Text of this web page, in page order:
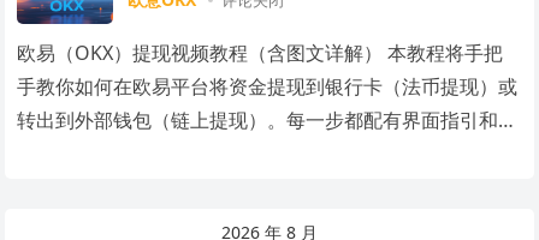
欧易（OKX）提现视频教程（含图文详解） 本教程将手把
手教你如何在欧易平台将资金提现到银行卡（法币提现）或
转出到外部钱包（链上提现）。每一步都配有界面指引和说
2026 年 8 月